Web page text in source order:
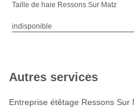
Taille de haie Ressons Sur Matz
indisponible
Autres services
Entreprise étêtage Ressons Sur